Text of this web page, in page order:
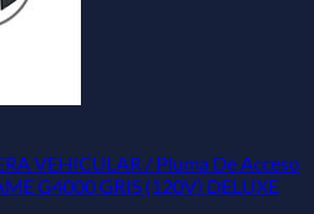
VEHICULAR / Pluma De Acceso
G4000 GRIS (120V) DELUXE